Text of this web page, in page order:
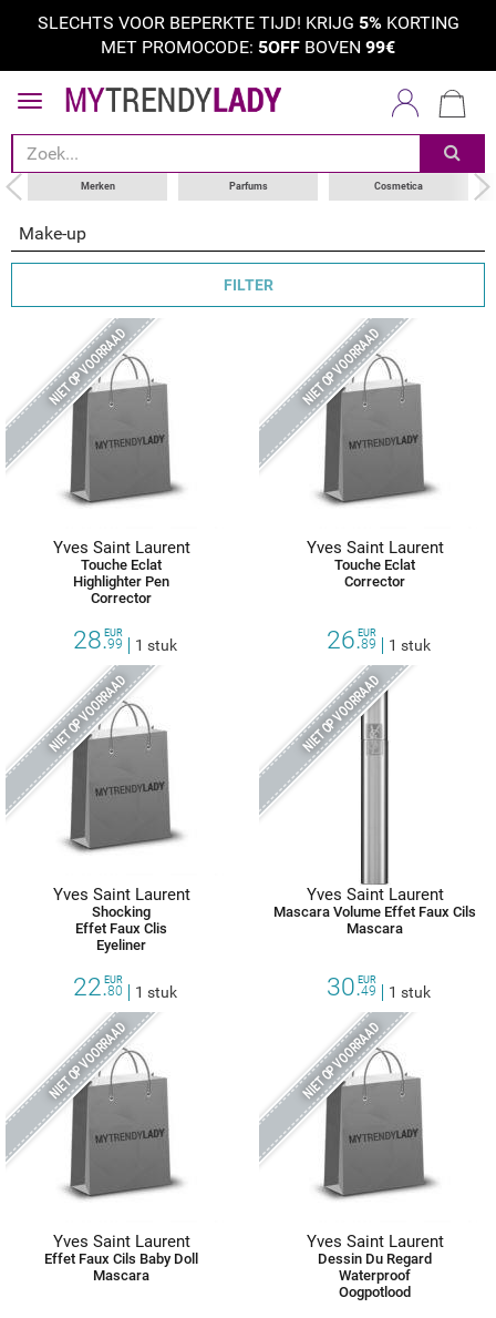
SLECHTS VOOR BEPERKTE TIJD! KRIJG 5%KORTING
MET PROMOCODE: 5OFF BOVEN 99€
Merken Parfums Cosmetica
Make-up
sorteer op
categorie
merken
FILTER
NIET OP VOORRAAD
Yves Saint Laurent
Touche Eclat
Highlighter Pen
Corrector
28.99
EUR
1 stuk
NIET OP VOORRAAD
Yves Saint Laurent
Touche Eclat
Corrector
26.89
EUR
1 stuk
NIET OP VOORRAAD
Yves Saint Laurent
Shocking
Effet Faux Clis
Eyeliner
22.80
EUR
1 stuk
NIET OP VOORRAAD
Yves Saint Laurent
Mascara Volume Effet Faux Cils
Mascara
30.49
EUR
1 stuk
NIET OP VOORRAAD
Yves Saint Laurent
Effet Faux Cils Baby Doll
Mascara
NIET OP VOORRAAD
Yves Saint Laurent
Dessin Du Regard
Waterproof
Oogpotlood